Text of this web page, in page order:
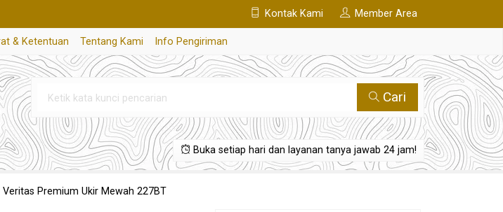
Kontak Kami Member Area
& Ketentuan Tentang Kami Info Pengiriman
Cari
Buka setiap hari dan layanan tanya jawab 24 jam!
Premium Ukir Mewah 227BT